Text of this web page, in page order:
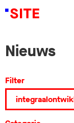
Nieuws
Filter